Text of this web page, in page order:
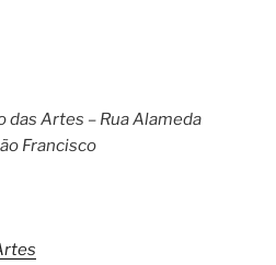
das Artes – Rua Alameda
Francisco